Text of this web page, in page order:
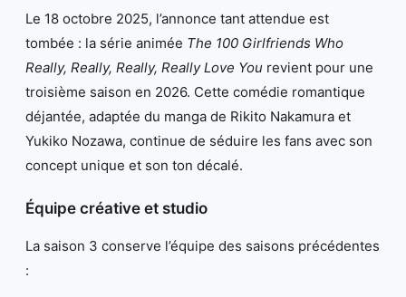
Le 18 octobre 2025, l’annonce tant attendue est
tombée : la série animée The 100 Girlfriends Who
Really, Really, Really, Really Love You revient pour une
troisième saison en 2026. Cette comédie romantique
déjantée, adaptée du manga de Rikito Nakamura et
Yukiko Nozawa, continue de séduire les fans avec son
concept unique et son ton décalé.
Équipe créative et studio
La saison 3 conserve l’équipe des saisons précédentes
: